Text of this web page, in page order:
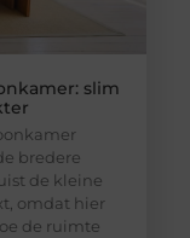
slim
bredere
de kleine
omdat hier
de ruimte